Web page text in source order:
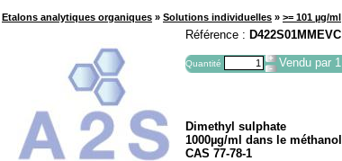
Etalons analytiques organiques » Solutions individuelles » >= 101 µg/ml
Référence : D422S01MMEVC
Quantité Vendu par
Dimethyl sulphate
1000µg/ml dans le méthanol
CAS 77-78-1